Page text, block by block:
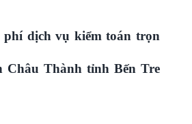
phí dịch vụ kiểm toán trọn
Châu Thành tỉnh Bến Tre